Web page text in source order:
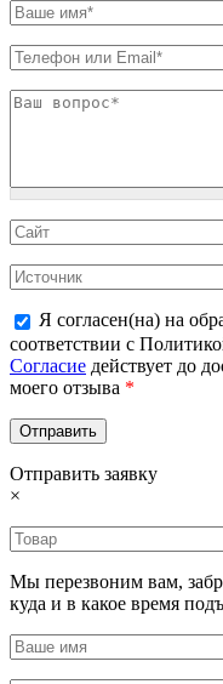
Я согласен(на) на
соответствии с
Согласие действует до
моего отзыва *
Отправить заявку
×
Мы перезвоним вам,
куда и в какое время